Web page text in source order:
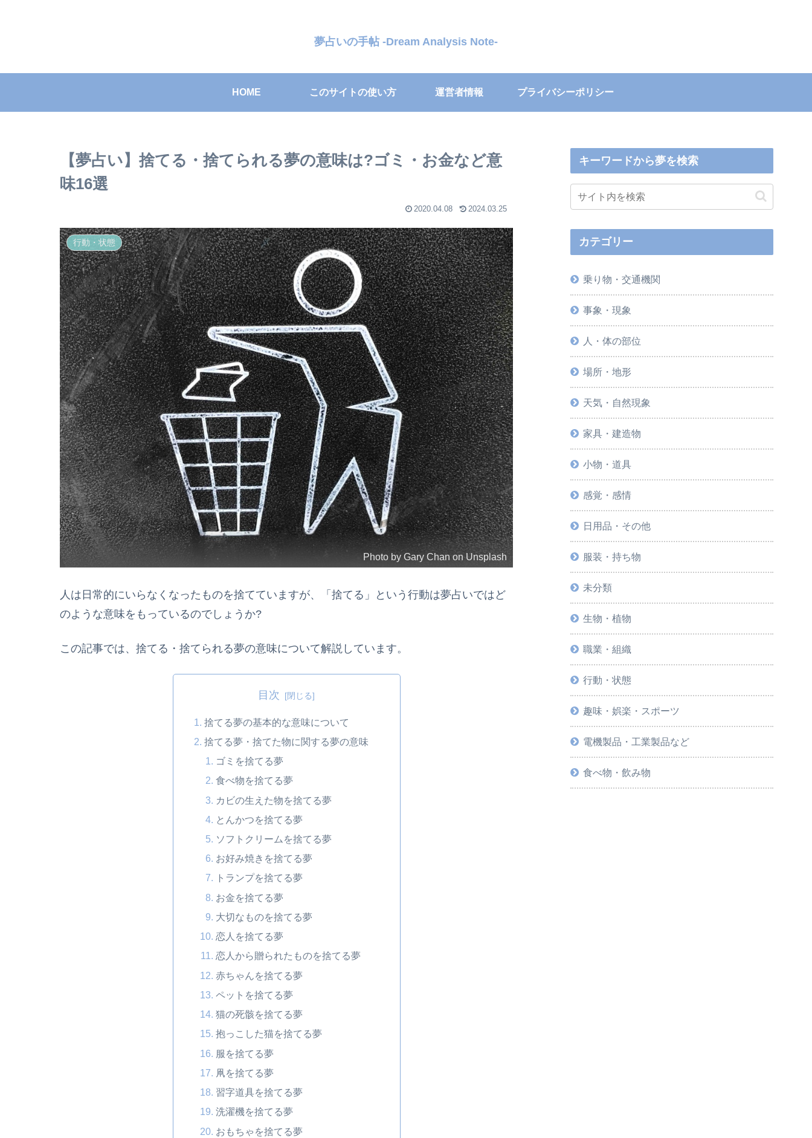
夢占いの手帖 -Dream Analysis Note-
HOME このサイトの使い方 運営者情報 プライバシーポリシー
【夢占い】捨てる・捨てられる夢の意味は?ゴミ・お金など意
味16選
2020.04.08 2024.03.25
行動・状態
Photo by Gary Chan on Unsplash
人は日常的にいらなくなったものを捨てていますが、「捨てる」という行動は夢占いではど
のような意味をもっているのでしょうか?
この記事では、捨てる・捨てられる夢の意味について解説しています。
目次
捨てる夢の基本的な意味について
捨てる夢・捨てた物に関する夢の意味
ゴミを捨てる夢
食べ物を捨てる夢
カビの生えた物を捨てる夢
とんかつを捨てる夢
ソフトクリームを捨てる夢
お好み焼きを捨てる夢
トランプを捨てる夢
お金を捨てる夢
大切なものを捨てる夢
恋人を捨てる夢
恋人から贈られたものを捨てる夢
赤ちゃんを捨てる夢
ペットを捨てる夢
猫の死骸を捨てる夢
抱っこした猫を捨てる夢
服を捨てる夢
凧を捨てる夢
習字道具を捨てる夢
洗濯機を捨てる夢
おもちゃを捨てる夢
キーワードから夢を検索
カテゴリー
乗り物・交通機関
事象・現象
人・体の部位
場所・地形
天気・自然現象
家具・建造物
小物・道具
感覚・感情
日用品・その他
服装・持ち物
未分類
生物・植物
職業・組織
行動・状態
趣味・娯楽・スポーツ
電機製品・工業製品など
食べ物・飲み物